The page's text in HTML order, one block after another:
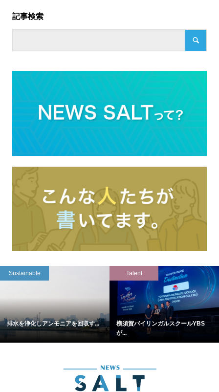
記事検索
Sustainable
排水を浄化しアンモニアを回収す...
Talent
横須賀バイリンガルスクールYBS
が...